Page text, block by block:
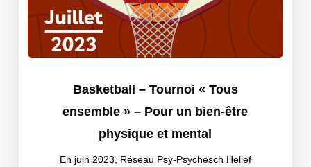
–
Pour
un
être
physique
et
–
Tournoi
« Tous
ensemble »
Basketball – Tournoi « Tous
ensemble » – Pour un bien-être
physique et mental
En juin 2023, Réseau Psy-Psychesch Hëllef